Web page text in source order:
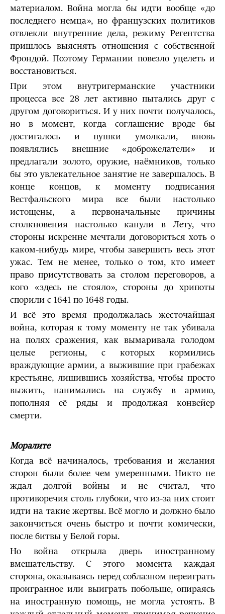
материалом. Война могла бы идти вообще «до
последнего немца», но французских политиков
отвлекли внутренние дела, режиму Регентства
пришлось выяснять отношения с собственной
Фрондой. Поэтому Германии повезло уцелеть и
восстановиться.
При этом внутригерманские участники
процесса все 28 лет активно пытались друг с
другом договориться. И у них почти получалось,
но в момент, когда соглашение вроде бы
достигалось и пушки умолкали, вновь
появлялись внешние «доброжелатели» и
предлагали золото, оружие, наёмников, только
бы это увлекательное занятие не завершалось. В
конце концов, к моменту подписания
Вестфальского мира все были настолько
истощены, а первоначальные причины
столкновения настолько канули в Лету, что
стороны искренне мечтали договориться хоть о
каком-нибудь мире, чтобы завершить весь этот
ужас. Тем не менее, только о том, кто имеет
право присутствовать за столом переговоров, а
кого «здесь не стояло», стороны до хрипоты
спорили с 1641 по 1648 годы.
И всё это время продолжалась жесточайшая
война, которая к тому моменту не так убивала
на полях сражения, как вымаривала голодом
целые регионы, с которых кормились
враждующие армии, а выжившие при грабежах
крестьяне, лишившись хозяйства, чтобы просто
выжить, нанимались на службу в армию,
пополняя её ряды и продолжая конвейер
смерти.
Моралите
Когда всё начиналось, требования и желания
сторон были более чем умеренными. Никто не
ждал долгой войны и не считал, что
противоречия столь глубоки, что из-за них стоит
идти на такие жертвы. Всё могло и должно было
закончиться очень быстро и почти комически,
после битвы у Белой горы.
Но война открыла дверь иностранному
вмешательству. С этого момента каждая
сторона, оказываясь перед соблазном переиграть
проигранное или выиграть побольше, опираясь
на иностранную помощь, не могла устоять. В